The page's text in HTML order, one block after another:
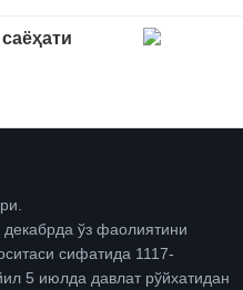
ўз фаолиятини
сифатида 1117-
5 июлда давлат рўйхатидан